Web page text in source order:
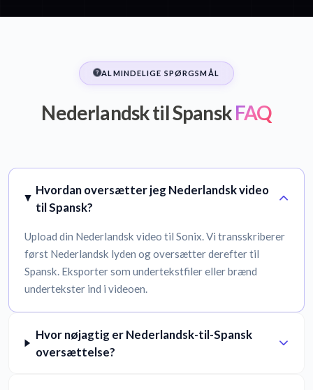
ALMINDELIGE SPØRGSMÅL
Nederlandsk til SpanskFAQ
Hvordan oversætter jeg Nederlandsk video
til Spansk?
Upload din Nederlandsk video til Sonix. Vi transskriberer
først Nederlandsk lyden og oversætter derefter til
Spansk. Eksporter som undertekstfiler eller brænd
undertekster ind i videoen.
Hvor nøjagtig er Nederlandsk-til-Spansk
oversættelse?